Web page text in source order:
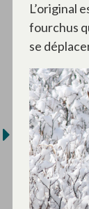
L’original
fourchus
se